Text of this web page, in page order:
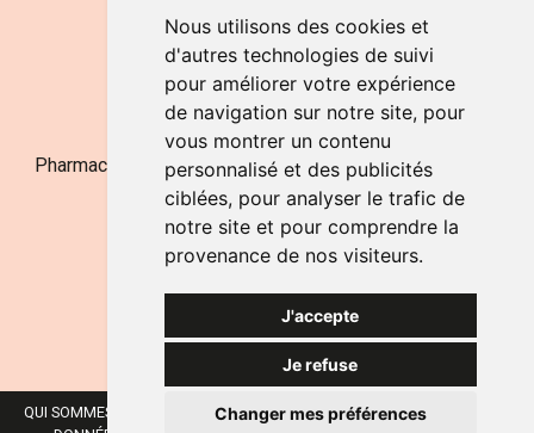
Nous utilisons des cookies et
d'autres technologies de suivi
pour améliorer votre expérience
de navigation sur notre site, pour
vous montrer un contenu
personnalisé et des publicités
ciblées, pour analyser le trafic de
notre site et pour comprendre la
provenance de nos visiteurs.
J'accepte
Je refuse
Changer mes préférences
de 9h à 12h30
NOUS CONTACTER
Pharmacie Jufarma - Fatima Abachra - APB 521704 - N°
Entreprise BE0882-700-592
QUI SOMMES-NOUS ? NOS MARQUES MENTIONS LÉGALES